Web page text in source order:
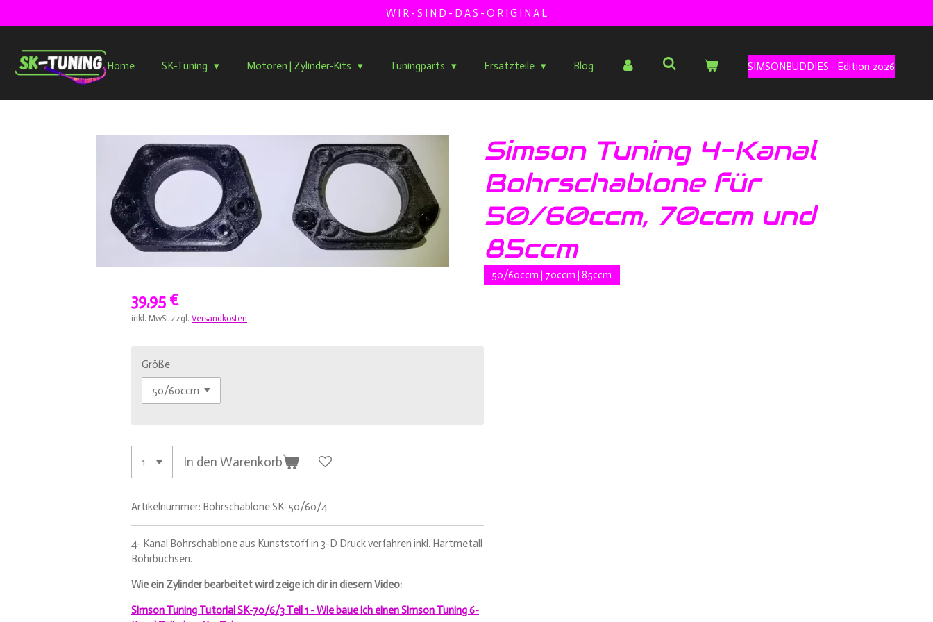
Hauptinhalt
W I R - S I N D - D A S - O R I G I N A L
Home SK-Tuning Motoren | Zylinder-Kits Tuningparts Ersatzteile Blog SIMSONBUDDIES - Edition 2026
Simson Tuning 4-Kanal
Bohrschablone für
50/60ccm, 70ccm und
85ccm
50/60ccm | 70ccm | 85ccm
39,95 €
inkl. MwSt zzgl. Versandkosten
Größe
In den Warenkorb
Artikelnummer: Bohrschablone SK-50/60/4
4- Kanal Bohrschablone aus Kunststoff in 3-D Druck verfahren inkl. Hartmetall
Bohrbuchsen.
Wie ein Zylinder bearbeitet wird zeige ich dir in diesem Video:
Simson Tuning Tutorial SK-70/6/3 Teil 1 - Wie baue ich einen Simson Tuning 6-